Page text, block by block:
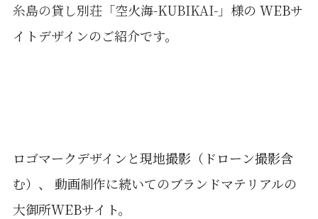
糸島の貸し別荘「空火海-KUBIKAI-」 様の WEBサ
イトデザインのご紹介です。
ロゴマークデザインと現地撮影（ドローン撮影含
む）、 動画制作に続いてのブランドマテリアルの
大御所WEBサイト。